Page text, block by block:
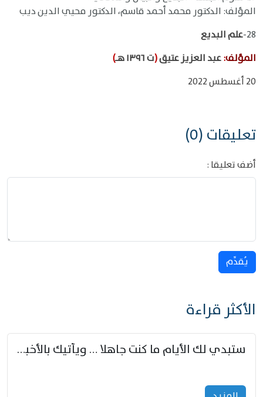
المؤلف: الدكتور محمد أحمد قاسم، الدكتور محيي الدين ديب
28- علم البديع
المؤلف:عبد العزيز عتيق(ت ١٣٩٦ هـ
)
20 أغسطس 2022
تعليقات (0)
أضف تعليقا :
يُقدِّم
الأكثر قراءة
ستبدي لك الأيام ما كنت جاهلا … ويأتيك بالأخبار من لم تزوّد